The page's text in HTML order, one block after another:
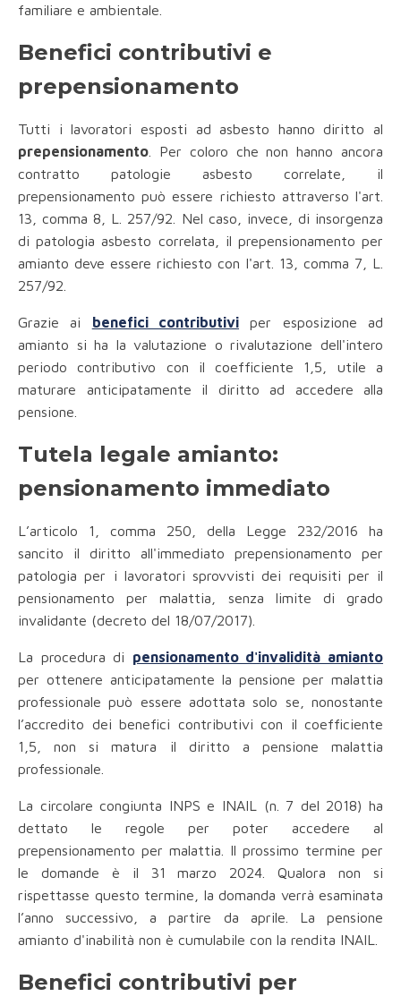
familiare e ambientale.
Benefici contributivi e
prepensionamento
Tutti i lavoratori esposti ad asbesto hanno diritto al
prepensionamento . Per coloro che non hanno ancora
contratto patologie asbesto correlate, il
prepensionamento può essere richiesto attraverso l'art.
13, comma 8, L. 257/92. Nel caso, invece, di insorgenza
di patologia asbesto correlata, il prepensionamento per
amianto deve essere richiesto con l'art. 13, comma 7, L.
257/92.
Grazie ai benefici contributivi per esposizione ad
amianto si ha la valutazione o rivalutazione dell'intero
periodo contributivo con il coefficiente 1,5, utile a
maturare anticipatamente il diritto ad accedere alla
pensione.
Tutela legale amianto:
pensionamento immediato
L’articolo 1, comma 250, della Legge 232/2016 ha
sancito il diritto all'immediato prepensionamento per
patologia per i lavoratori sprovvisti dei requisiti per il
pensionamento per malattia, senza limite di grado
invalidante (decreto del 18/07/2017).
La procedura di pensionamento d'invalidità amianto
per ottenere anticipatamente la pensione per malattia
professionale può essere adottata solo se, nonostante
l’accredito dei benefici contributivi con il coefficiente
1,5, non si matura il diritto a pensione malattia
professionale.
La circolare congiunta INPS e INAIL (n. 7 del 2018) ha
dettato le regole per poter accedere al
prepensionamento per malattia. Il prossimo termine per
le domande è il 31 marzo 2024. Qualora non si
rispettasse questo termine, la domanda verrà esaminata
l’anno successivo, a partire da aprile. La pensione
amianto d'inabilità non è cumulabile con la rendita INAIL.
Benefici contributivi per